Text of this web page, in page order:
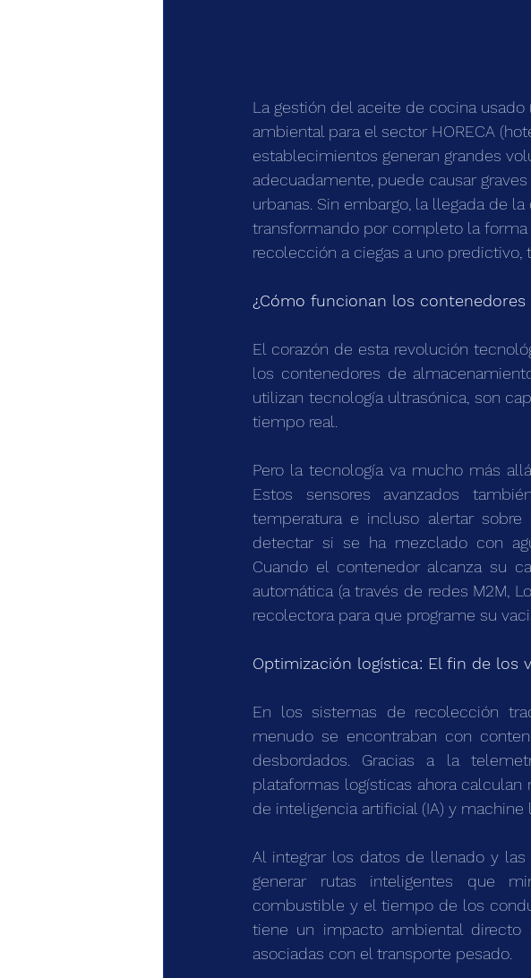
La gestión del aceite de cocina
ambiental para el sector HORECA
establecimientos generan grandes
adecuadamente, puede causar
urbanas. Sin embargo, la llegada de
transformando por completo la
recolección a ciegas a uno predictivo,
¿Cómo funcionan los contenedores
El corazón de esta revolución
los contenedores de
utilizan tecnología ultrasónica, son
tiempo real.
Pero la tecnología va mucho más
Estos sensores avanzados
temperatura e incluso alertar
detectar si se ha mezclado con
Cuando el contenedor alcanza su
automática (a través de redes M2M,
recolectora para que programe su
Optimización logística: El fin de los
En los sistemas de recolección
menudo se encontraban con
desbordados. Gracias a la
plataformas logísticas ahora
de inteligencia artificial (IA) y machine
Al integrar los datos de llenado y
generar rutas inteligentes que
combustible y el tiempo de los
tiene un impacto ambiental directo
asociadas con el transporte pesado.